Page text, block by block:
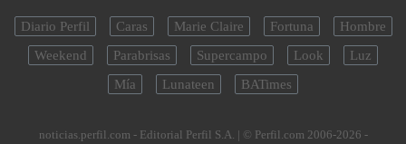
Diario Perfil Caras Marie Claire Fortuna
Hombre
Weekend
Parabrisas Supercampo Look
Luz
Mía
Lunateen BATimes
noticias.perfil.com - Editorial Perfil S.A. | © Perfil.com 2006-2026 -